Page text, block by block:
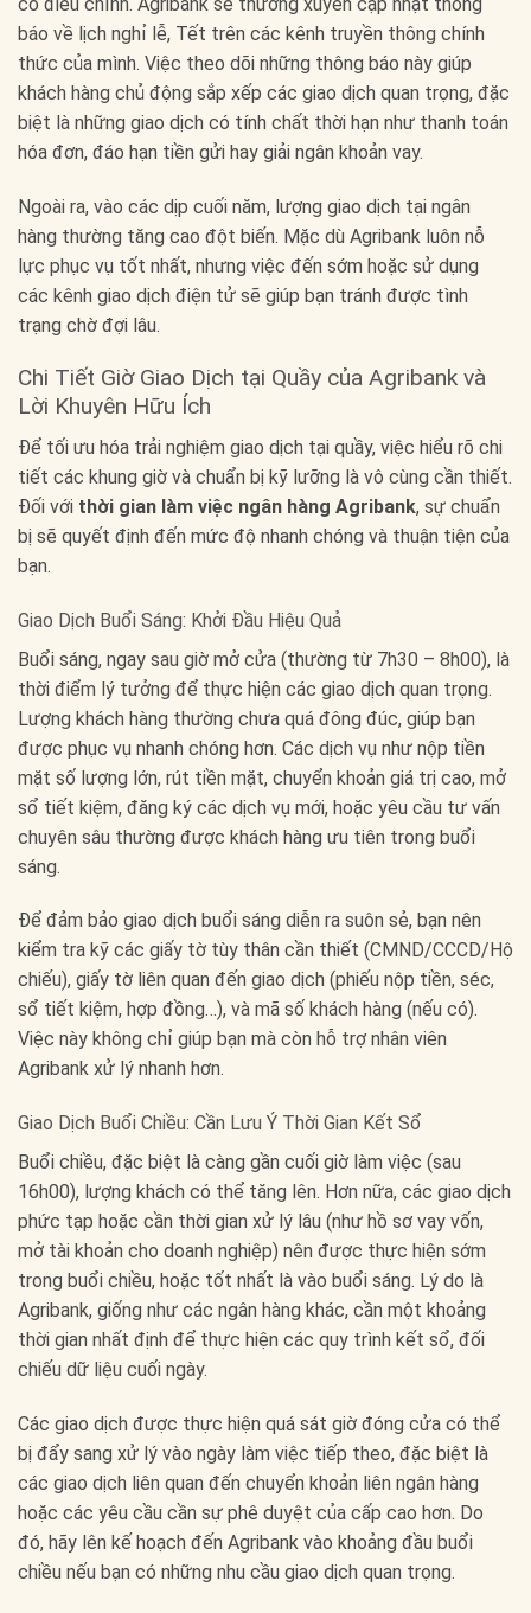
báo về lịch nghỉ lễ, Tết trên các kênh truyền thông chính
thức của mình. Việc theo dõi những thông báo này giúp
khách hàng chủ động sắp xếp các giao dịch quan trọng, đặc
biệt là những giao dịch có tính chất thời hạn như thanh toán
hóa đơn, đáo hạn tiền gửi hay giải ngân khoản vay.
Ngoài ra, vào các dịp cuối năm, lượng giao dịch tại ngân
hàng thường tăng cao đột biến. Mặc dù Agribank luôn nỗ
lực phục vụ tốt nhất, nhưng việc đến sớm hoặc sử dụng
các kênh giao dịch điện tử sẽ giúp bạn tránh được tình
trạng chờ đợi lâu.
Chi Tiết Giờ Giao Dịch tại Quầy của Agribank và
Lời Khuyên Hữu Ích
Để tối ưu hóa trải nghiệm giao dịch tại quầy, việc hiểu rõ chi
tiết các khung giờ và chuẩn bị kỹ lưỡng là vô cùng cần thiết.
Đối với thời gian làm việc ngân hàng Agribank, sự chuẩn
bị sẽ quyết định đến mức độ nhanh chóng và thuận tiện của
bạn.
Giao Dịch Buổi Sáng: Khởi Đầu Hiệu Quả
Buổi sáng, ngay sau giờ mở cửa (thường từ 7h30 – 8h00), là
thời điểm lý tưởng để thực hiện các giao dịch quan trọng.
Lượng khách hàng thường chưa quá đông đúc, giúp bạn
được phục vụ nhanh chóng hơn. Các dịch vụ như nộp tiền
mặt số lượng lớn, rút tiền mặt, chuyển khoản giá trị cao, mở
sổ tiết kiệm, đăng ký các dịch vụ mới, hoặc yêu cầu tư vấn
chuyên sâu thường được khách hàng ưu tiên trong buổi
sáng.
Để đảm bảo giao dịch buổi sáng diễn ra suôn sẻ, bạn nên
kiểm tra kỹ các giấy tờ tùy thân cần thiết (CMND/CCCD/Hộ
chiếu), giấy tờ liên quan đến giao dịch (phiếu nộp tiền, séc,
sổ tiết kiệm, hợp đồng…), và mã số khách hàng (nếu có).
Việc này không chỉ giúp bạn mà còn hỗ trợ nhân viên
Agribank xử lý nhanh hơn.
Giao Dịch Buổi Chiều: Cần Lưu Ý Thời Gian Kết Sổ
Buổi chiều, đặc biệt là càng gần cuối giờ làm việc (sau
16h00), lượng khách có thể tăng lên. Hơn nữa, các giao dịch
phức tạp hoặc cần thời gian xử lý lâu (như hồ sơ vay vốn,
mở tài khoản cho doanh nghiệp) nên được thực hiện sớm
trong buổi chiều, hoặc tốt nhất là vào buổi sáng. Lý do là
Agribank, giống như các ngân hàng khác, cần một khoảng
thời gian nhất định để thực hiện các quy trình kết sổ, đối
chiếu dữ liệu cuối ngày.
Các giao dịch được thực hiện quá sát giờ đóng cửa có thể
bị đẩy sang xử lý vào ngày làm việc tiếp theo, đặc biệt là
các giao dịch liên quan đến chuyển khoản liên ngân hàng
hoặc các yêu cầu cần sự phê duyệt của cấp cao hơn. Do
đó, hãy lên kế hoạch đến Agribank vào khoảng đầu buổi
chiều nếu bạn có những nhu cầu giao dịch quan trọng.